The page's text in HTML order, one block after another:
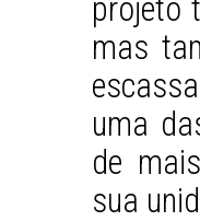
projeto
mas
uma
de
sua